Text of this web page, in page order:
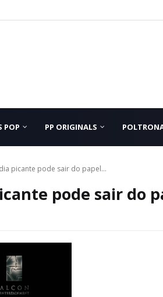
POP PP ORIGINALS
picante pode sair do papel...
pode sair do